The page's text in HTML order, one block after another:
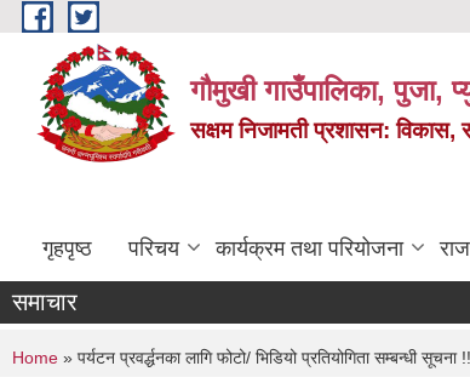
Skip to main content
गौमुखी गाउँपालिका, पुजा,
सक्षम निजामती प्रशासन: विकास,
गृहपृष्ठ परिचय कार्यक्रम तथा परियोजना
समाचार
You are here
Home » पर्यटन प्रवर्द्धनका लागि फोटो/ भिडियो प्रतियोगिता सम्बन्धी सूचना